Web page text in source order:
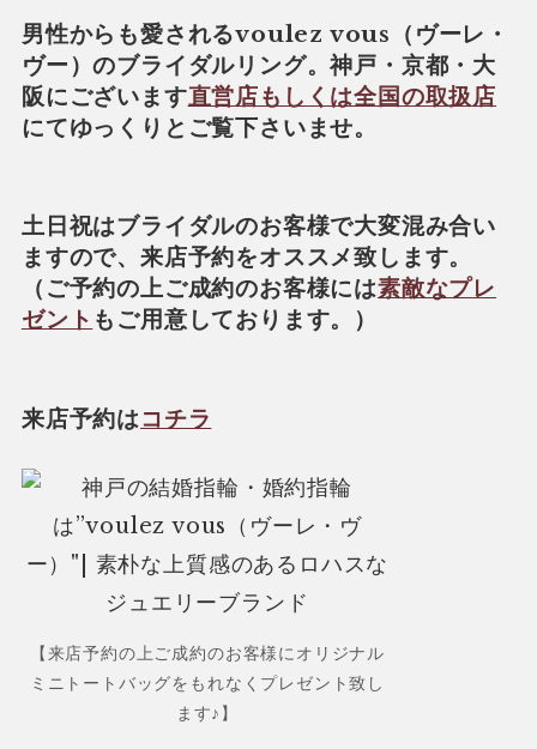
男性からも愛されるvoulez vous（ヴーレ・
ヴー）のブライダルリング。神戸・京都・大
阪にございます直営店もしくは全国の取扱店
にてゆっくりとご覧下さいませ。
土日祝はブライダルのお客様で大変混み合い
ますので、来店予約をオススメ致します。
（ご予約の上ご成約のお客様には素敵なプレ
ゼント もご用意しております。）
来店予約はコチラ
【来店予約の上ご成約のお客様にオリジナル
ミニトートバッグをもれなくプレゼント致し
ます♪】